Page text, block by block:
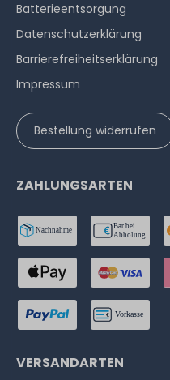
Batterieentsorgung
Datenschutzerklärung
Barrierefreiheitserklärung
Impressum
Bestellung widerrufen
ZAHLUNGSARTEN
VERSANDARTEN